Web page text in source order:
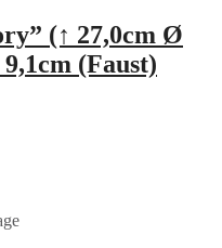
(↑ 27,0cm Ø
(Faust)